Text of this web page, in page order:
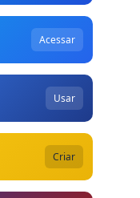
Acessar
Usar
Criar